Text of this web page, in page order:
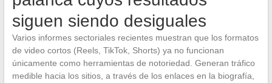
siguen siendo desiguales
Varios informes sectoriales recientes muestran que los formatos
de video cortos (Reels, TikTok, Shorts) ya no funcionan
únicamente como herramientas de notoriedad. Generan tráfico
medible hacia los sitios, a través de los enlaces en la biografía,